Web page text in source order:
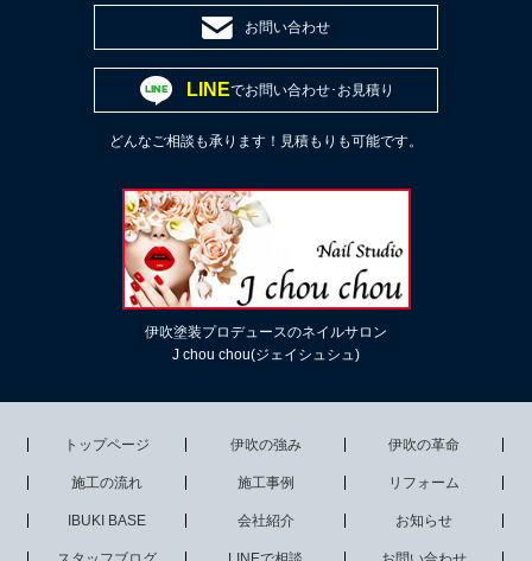
お問い合わせ
LINEでお問い合わせ･お見積り
どんなご相談も承ります！見積もりも可能です。
伊吹塗装プロデュースのネイルサロン
J chou chou(ジェイシュシュ)
トップページ 伊吹の強み 伊吹の革命
施工の流れ 施工事例 リフォーム
IBUKI BASE 会社紹介 お知らせ